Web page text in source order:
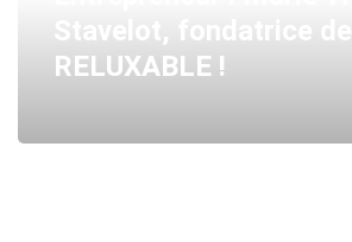
Stavelot, fondatrice de
RELUXABLE !